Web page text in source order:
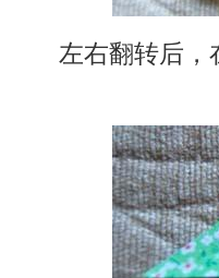
左右翻转后，